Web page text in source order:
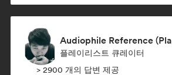
Audiophile Reference
플레이리스트 큐레이터
> 2900 개의 답변 제공